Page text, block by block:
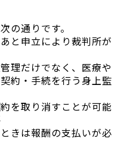
の通りです。
と申立により裁判所が
理だけでなく、医療や
約・手続を行う身上監
を取り消すことが可能
きは報酬の支払いが必